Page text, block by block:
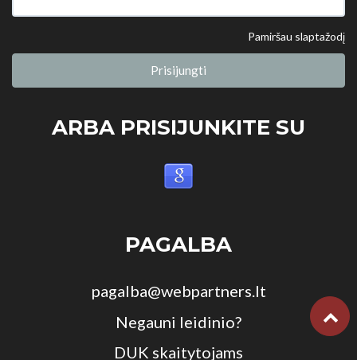
Pamiršau slaptažodį
Prisijungti
ARBA PRISIJUNKITE SU
PAGALBA
pagalba@webpartners.lt
Negauni leidinio?
DUK skaitytojams